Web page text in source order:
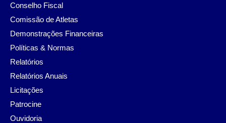
Conselho Fiscal
Comissão de Atletas
Demonstrações Financeiras
Políticas & Normas
Relatórios
Relatórios Anuais
Licitações
Patrocine
Ouvidoria